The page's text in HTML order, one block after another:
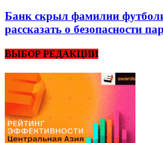
Банк скрыл фамилии
рассказать о безопасности
ВЫБОР РЕДАКЦИИ